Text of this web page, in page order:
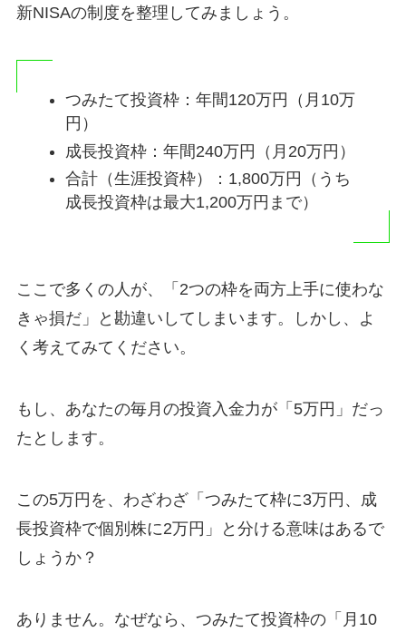
新NISAの制度を整理してみましょう。
つみたて投資枠：年間120万円（月10万
円）
成長投資枠：年間240万円（月20万円）
合計（生涯投資枠）：1,800万円（うち
成長投資枠は最大1,200万円まで）
ここで多くの人が、「2つの枠を両方上手に使わな
きゃ損だ」と勘違いしてしまいます。しかし、よ
く考えてみてください。
もし、あなたの毎月の投資入金力が「5万円」だっ
たとします。
この5万円を、わざわざ「つみたて枠に3万円、成
長投資枠で個別株に2万円」と分ける意味はあるで
しょうか？
ありません。なぜなら、つみたて投資枠の「月10